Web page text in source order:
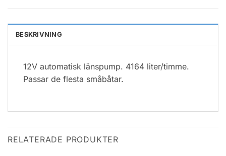
BESKRIVNING
12V automatisk länspump. 4164 liter/timme.
Passar de flesta småbåtar.
RELATERADE PRODUKTER